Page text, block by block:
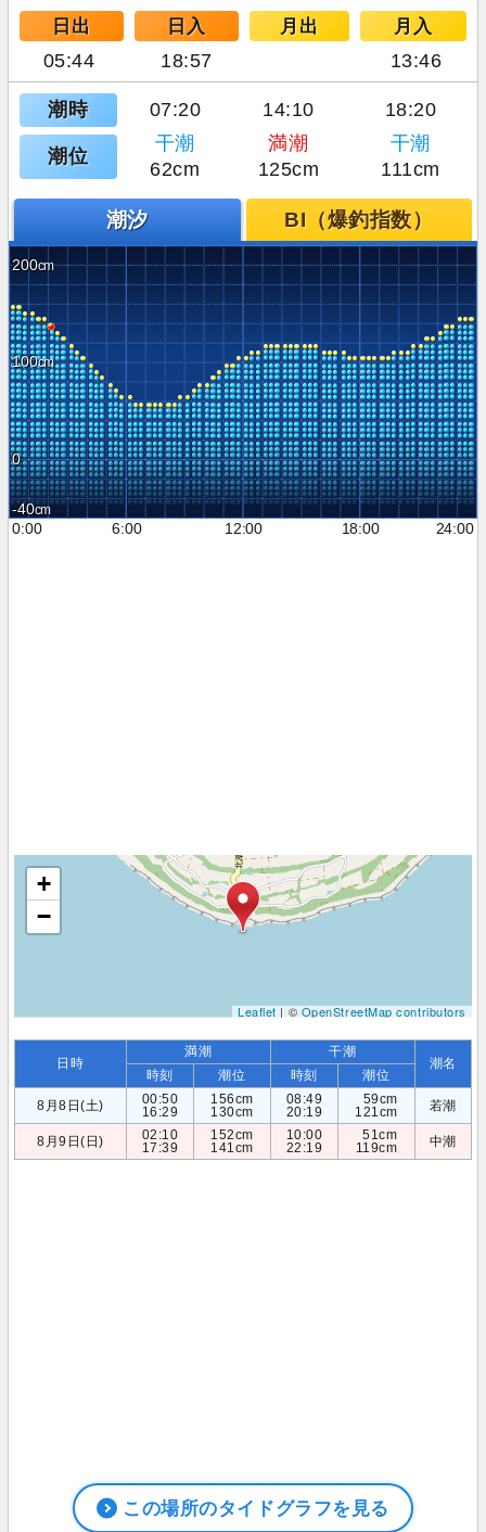
日出 日入 月出 月入
05:44 18:57 13:46
潮時 07:20 14:10 18:20
潮位
干潮 満潮
干潮
62cm
125cm 111cm
潮汐 BI（爆釣指数）
200
100
0
-40
0:00
6:00 12:00 18:00 24:00
+
−
Leaflet| ©OpenStreetMap contributors
日時
満潮 干潮
潮名
時刻 潮位 時刻
潮位
8月8日(土)
00:50
16:29
156cm
130cm
08:49
20:19
59cm
121cm
若潮
8月9日(日)
02:10
17:39
152cm
141cm
10:00
22:19
51cm
119cm
中潮
この場所のタイドグラフを見る